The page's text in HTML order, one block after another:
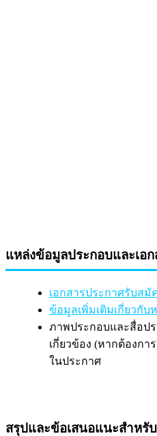
แหล่งข้อมูลประกอบและเอก
เอกสารประกาศรับสมั
ข้อมูลเพิ่มเติมเกี่ยวกับ
ภาพประกอบและสื่อป
เกี่ยวข้อง (หากต้องกา
ในประกาศ
สรุปและข้อเสนอแนะสำหรั